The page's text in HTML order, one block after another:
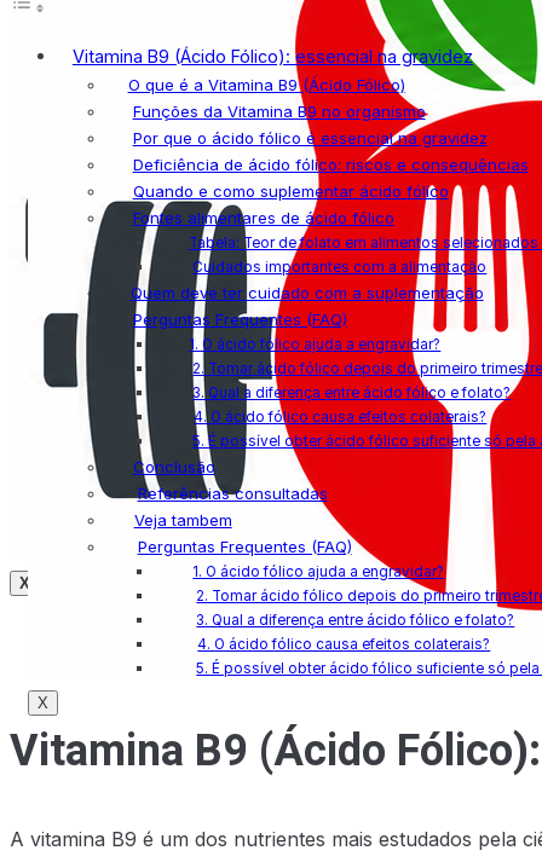
X
X
Vitamina B9 (Ácido Fólico): essencial na gravidez
O que é a Vitamina B9 (Ácido Fólico)
Funções da Vitamina B9 no organismo
Por que o ácido fólico é essencial na gravidez
Deficiência de ácido fólico: riscos e consequências
Quando e como suplementar ácido fólico
Fontes alimentares de ácido fólico
Tabela: Teor de folato em alimentos
Cuidados importantes com a alimentação
Quem deve ter cuidado com a suplementação
Perguntas Frequentes (FAQ)
1. O ácido fólico ajuda a engravidar?
2. Tomar ácido fólico depois do primeiro
3. Qual a diferença entre ácido fólico e folato?
4. O ácido fólico causa efeitos colaterais?
5. É possível obter ácido fólico suficiente só pela
Conclusão
Referências consultadas
Veja tambem
Perguntas Frequentes (FAQ)
1. O ácido fólico ajuda a engravidar?
2. Tomar ácido fólico depois do primeiro
3. Qual a diferença entre ácido fólico e folato?
4. O ácido fólico causa efeitos colaterais?
5. É possível obter ácido fólico suficiente só pela
Vitamina B9 (Ácido
A vitamina B9 é um dos nutrientes mais estudados pela